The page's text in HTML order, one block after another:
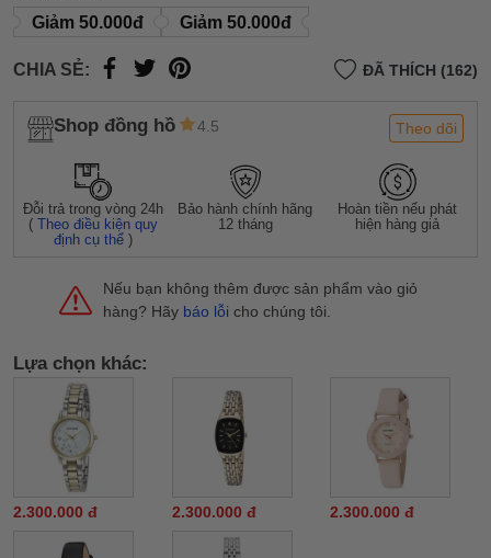
Giảm 50.000đ
Giảm 50.000đ
CHIA SẺ: ĐÃ THÍCH (162)
Shop đồng hồ 4.5 Theo dõi
Đỗi trả trong vòng 24h
(Theo điều kiện quy
định cụ thể )
Bảo hành chính hãng
12 tháng
Hoàn tiền nếu phát
hiện hàng giả
Nếu bạn không thêm được sản phẩm vào giỏ
hàng? Hãy báo lỗi cho chúng tôi.
Lựa chọn khác:
2.300.000 đ 2.300.000 đ 2.300.000 đ